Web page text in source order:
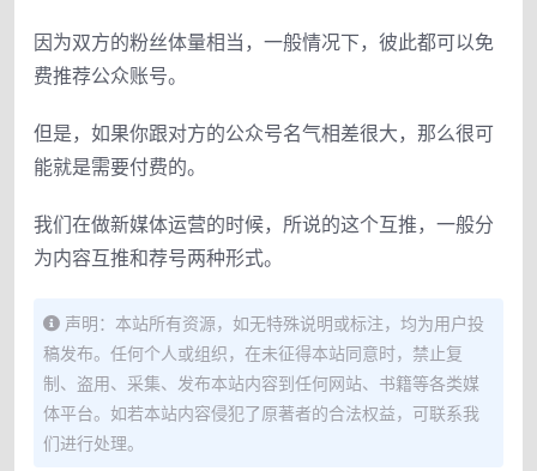
因为双方的粉丝体量相当，一般情况下，彼此都可以免
费推荐公众账号。
但是，如果你跟对方的公众号名气相差很大，那么很可
能就是需要付费的。
我们在做新媒体运营的时候，所说的这个互推，一般分
为内容互推和荐号两种形式。
声明：本站所有资源，如无特殊说明或标注，均为用户投
稿发布。任何个人或组织，在未征得本站同意时，禁止复
制、盗用、采集、发布本站内容到任何网站、书籍等各类媒
体平台。如若本站内容侵犯了原著者的合法权益，可联系我
们进行处理。